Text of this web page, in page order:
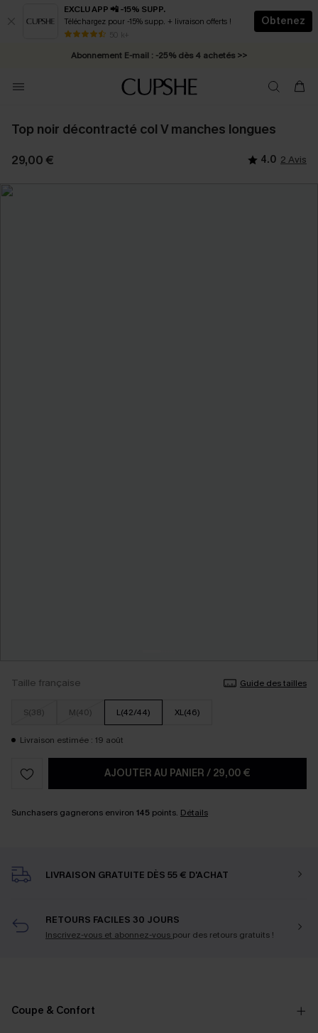
EXCLU APP 📲 -15% SUPP.
Téléchargez pour -15% supp. + livraison offerts !
50 k+
Obtenez
* Livraison éclair 2-3 jours ouvrés >>
Abonnement E-mail : -25% dès 4 achetés >>
Top noir décontracté col V manches longues
29,00 € 4.0 2 Avis
Taille française Guide des tailles
S(38) M(40) L(42/44) XL(46)
Livraison estimée : 19 août
AJOUTER AU PANIER / 29,00 €
Sunchasers gagnerons environ 145 points. Détails
LIVRAISON GRATUITE DÈS 55 € D'ACHAT
RETOURS FACILES 30 JOURS
Inscrivez-vous et abonnez-vous pour des retours gratuits !
Coupe & Confort